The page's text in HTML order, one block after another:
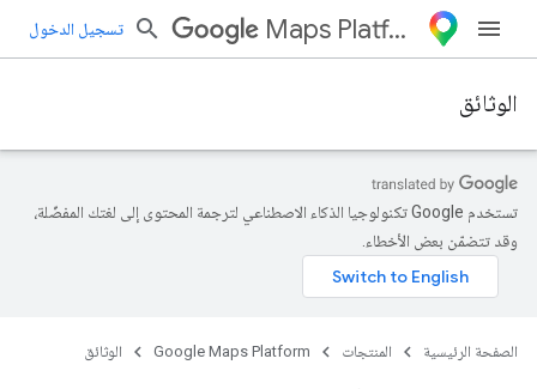
Maps Platform تسجيل الدخول
الوثائق
تستخدم Google تكنولوجيا الذكاء الاصطناعي لترجمة المحتوى إلى لغتك المفضّلة،
وقد تتضمّن بعض الأخطاء.
الصفحة الرئيسية المنتجات Google Maps Platform الوثائق